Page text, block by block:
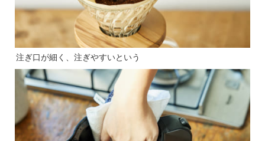
注ぎ口が細く、注ぎやすいという